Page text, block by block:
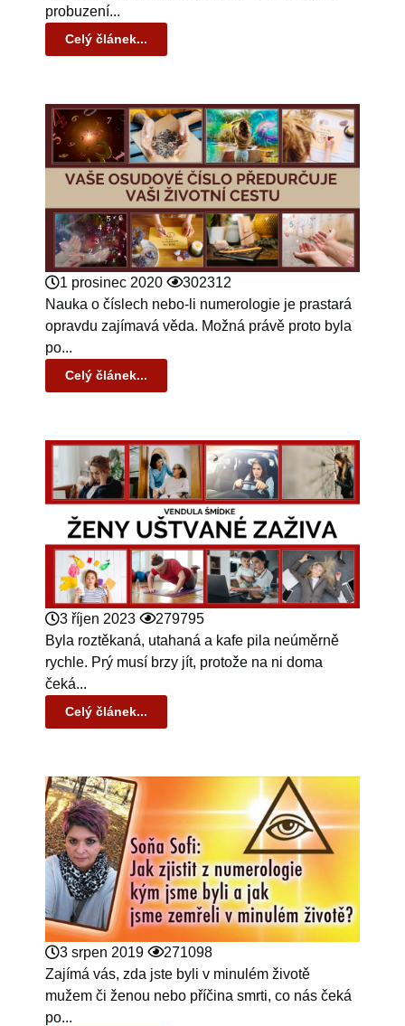
probuzení...
Celý článek...
1 prosinec 2020
302312
Nauka o číslech nebo-li numerologie je prastará
opravdu zajímavá věda. Možná právě proto byla
po...
Celý článek...
3 říjen 2023
279795
Byla roztěkaná, utahaná a kafe pila neúměrně
rychle. Prý musí brzy jít, protože na ni doma
čeká...
Celý článek...
3 srpen 2019
271098
Zajímá vás, zda jste byli v minulém životě
mužem či ženou nebo příčina smrti, co nás čeká
po...